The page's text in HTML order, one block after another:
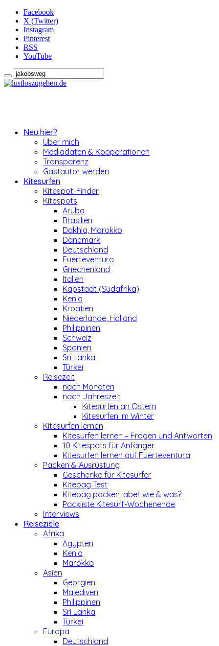
Facebook
X (Twitter)
Instagram
Pinterest
RSS
YouTube
Neu hier?
Über mich
Mediadaten & Kooperationen
Transparenz
Gastautor werden
Kitesurfen
Kitespot-Finder
Kitespots
Aruba
Brasilien
Dakhla, Marokko
Dänemark
Deutschland
Fuerteventura
Griechenland
Italien
Kapstadt (Südafrika)
Kenia
Kroatien
Niederlande, Holland
Philippinen
Schweiz
Spanien
Sri Lanka
Türkei
Reisezeit
nach Monaten
nach Jahreszeit
Kitesurfen an Ostern
Kitesurfen im Winter
Kitesurfen lernen
Kitesurfen lernen – Fragen und Antworten
10 Kitespots für Anfänger
Kitesurfen lernen auf Fuerteventura
Packen & Ausrüstung
Geschenke für Kitesurfer
Kitebag Test
Kitebag packen, aber wie & was?
Packliste Kitesurf-Wochenende
Interviews
Reiseziele
Afrika
Ägypten
Kenia
Marokko
Asien
Georgien
Malediven
Philippinen
Sri Lanka
Türkei
Europa
Deutschland